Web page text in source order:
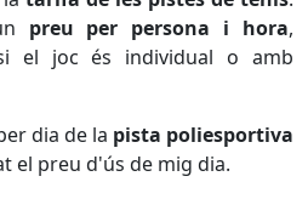
preu per persona i hora,
el joc és individual o amb
dia de la pista poliesportiva
el preu d'ús de mig dia.